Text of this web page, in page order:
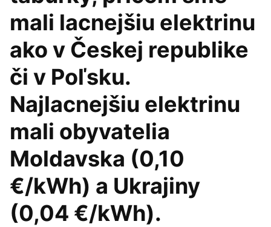
mali lacnejšiu elektrinu
ako v Českej republike
či v Poľsku.
Najlacnejšiu elektrinu
mali obyvatelia
Moldavska (0,10
€/kWh) a Ukrajiny
(0,04 €/kWh).